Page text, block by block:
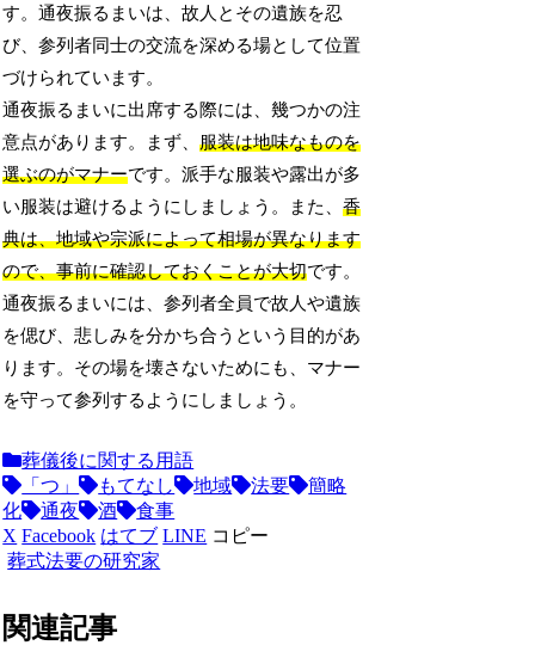
す。通夜振るまいは、故人とその遺族を忍
び、参列者同士の交流を深める場として位置
づけられています。
通夜振るまいに出席する際には、幾つかの注
意点があります。まず、服装は地味なものを
選ぶのがマナーです。派手な服装や露出が多
い服装は避けるようにしましょう。また、香
典は、地域や宗派によって相場が異なります
ので、事前に確認しておくことが大切です。
通夜振るまいには、参列者全員で故人や遺族
を偲び、悲しみを分かち合うという目的があ
ります。その場を壊さないためにも、マナー
を守って参列するようにしましょう。
葬儀後に関する用語
「つ」
もてなし 地域 法要
簡略
化
通夜 酒
食事
X Facebook はてブ LINE コピー
葬式法要の研究家
関連記事